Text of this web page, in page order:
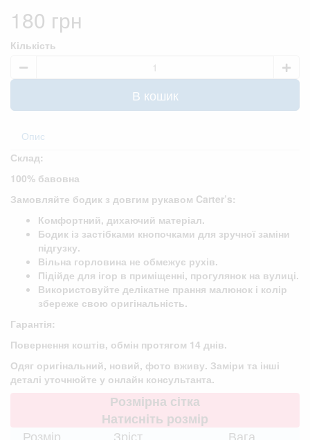
180 грн
Кількість
В кошик
Опис
Склад:
100% бавовна
Замовляйте бодик з довгим рукавом Carter’s:
Комфортний, дихаючий матеріал.
Бодик із застібками кнопочками для зручної заміни
підгузку.
Вільна горловина не обмежує рухів.
Підійде для ігор в приміщенні, прогулянок на вулиці.
Використовуйте делікатне прання малюнок і колір
збереже свою оригінальність.
Гарантія:
Повернення коштів, обмін протягом 14 днів.
Одяг оригінальний, новий, фото вживу. Заміри та інші
деталі уточнюйте у онлайн консультанта.
Розмірна сітка
Натисніть розмір
Розмір
Зріст
Вага